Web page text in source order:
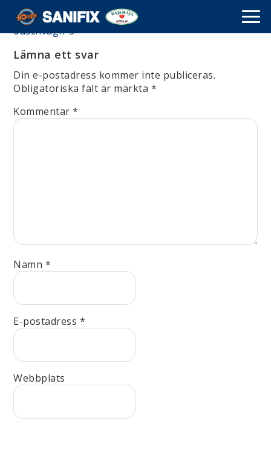
duschvagn-5
Lämna ett svar
Din e-postadress kommer inte publiceras.
Obligatoriska fält är märkta *
Kommentar*
Namn *
E-postadress *
Webbplats